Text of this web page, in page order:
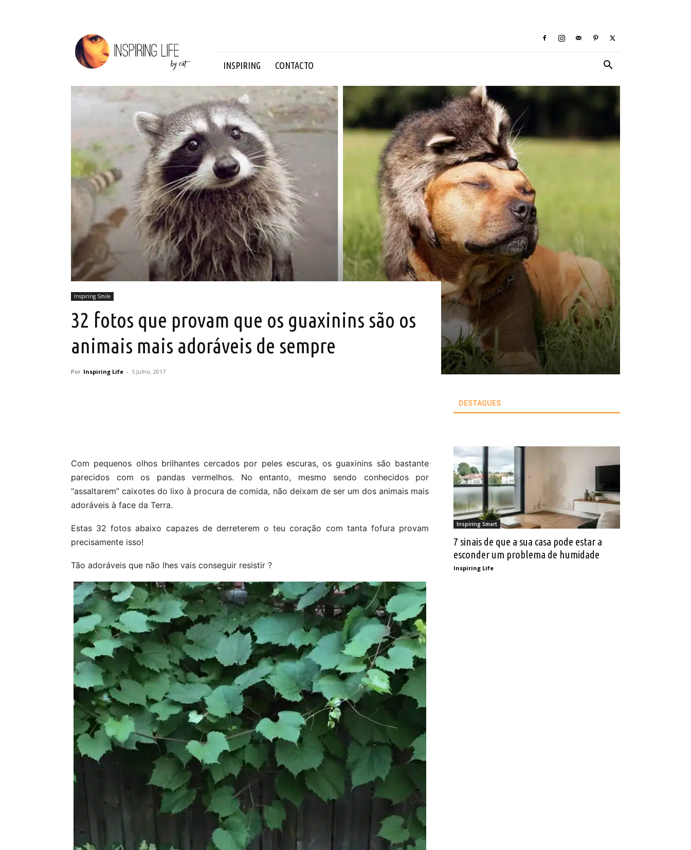
Inspiring
Life
INSPIRING CONTACTO
Inspiring Smile
32 fotos que provam que os guaxinins são os
animais mais adoráveis de sempre
Por Inspiring Life - 5 Julho, 2017
Com pequenos olhos brilhantes cercados por peles escuras, os guaxinins são bastante
parecidos com os pandas vermelhos. No entanto, mesmo sendo conhecidos por
“assaltarem” caixotes do lixo à procura de comida, não deixam de ser um dos animais mais
adoráveis à face da Terra.
Estas 32 fotos abaixo capazes de derreterem o teu coração com tanta fofura provam
precisamente isso!
Tão adoráveis que não lhes vais conseguir resistir ?
DESTAQUES
Inspiring Smart
7 sinais de que a sua casa pode estar a
esconder um problema de humidade
Inspiring Life